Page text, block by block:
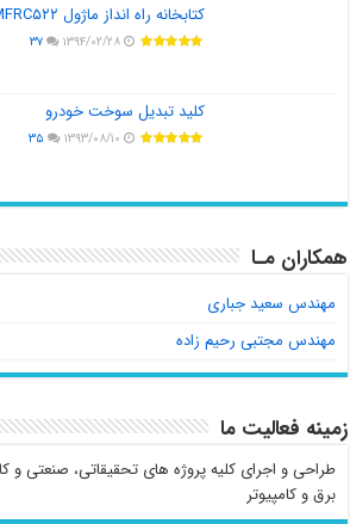
کتابخانه راه انداز ماژول MFRC۵۲۲
۱۳۹۴/۰۲/۲۸ ۳۷
کلید تبدیل سوخت خودرو
۱۳۹۳/۰۸/۱۰ ۳۵
همکاران مـا
مهندس سعید جباری
مهندس مجتبی رحیم زاده
زمینه فعالیت ما
طراحی و اجرای کلیه پروژه های تحقیقاتی، صنعتی و
برق و کامپیوتر